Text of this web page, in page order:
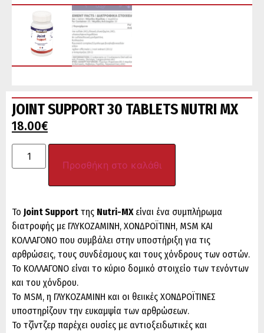
JOINT SUPPORT 30 TABLETS NUTRI MX
18.00€
Προσθήκη στο καλάθι
Το Joint Support της Nutri-MXείναι ένα συμπλήρωμα
διατροφής με ΓΛΥΚΟΖΑΜΙΝΗ, ΧΟΝΔΡΟΪΤΙΝΗ, MSM ΚΑΙ
ΚΟΛΛΑΓΟΝΟ που συμβάλει στην υποστήριξη για τις
αρθρώσεις, τους συνδέσμους και τους χόνδρους των οστών.
Το ΚΟΛΛΑΓΟΝΟ είναι το κύριο δομικό στοιχείο των τενόντων
και του χόνδρου.
Το MSM, η ΓΛΥΚΟΖΑΜΙΝΗ και οι θειικές ΧΟΝΔΡΟΪΤΙΝΕΣ
υποστηρίζουν την ευκαμψία των αρθρώσεων.
Το τζίντζερ παρέχει ουσίες με αντιοξειδωτικές και